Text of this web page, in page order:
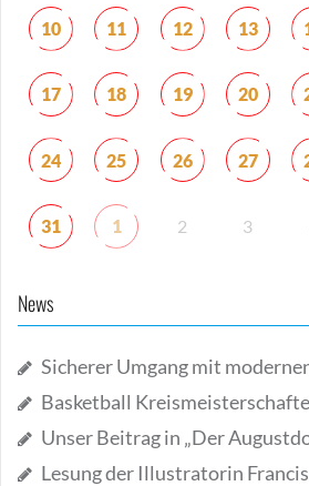
10 11 12 13
17 18 19 20
24 25 26 27
31 1 2 3
News
Sicherer Umgang mit
Basketball
Unser Beitrag in „Der
Lesung der Illustratorin